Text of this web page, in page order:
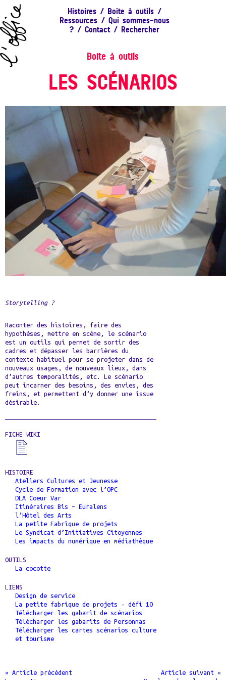
Histoires/ Boite à outils/
Ressources/ Qui sommes-nous
? /Contact/ Rechercher
Boite à outils
LES SCÉNARIOS
Storytelling ?
Raconter des histoires, faire des
hypothèses, mettre en scène, le scénario
est un outils qui permet de sortir des
cadres et dépasser les barrières du
contexte habituel pour se projeter dans de
nouveaux usages, de nouveaux lieux, dans
d’autres temporalités, etc. Le scénario
peut incarner des besoins, des envies, des
freins, et permettent d’y donner une issue
désirable.
FICHE WIKI
HISTOIRE
Ateliers Cultures et Jeunesse
Cycle de Formation avec l’OPC
DLA Coeur Var
Itinéraires Bis – Euralens
l’Hôtel des Arts
La petite Fabrique de projets
Le Syndicat d’Initiatives Citoyennes
Les impacts du numérique en médiathèque
OUTILS
La cocotte
LIENS
Design de service
La petite fabrique de projets - défi 10
Télécharger les gabarit de scénarios
Télécharger les gabarits de Personnas
Télécharger les cartes scénarios culture
et tourisme
« Article précédent
Article suivant »